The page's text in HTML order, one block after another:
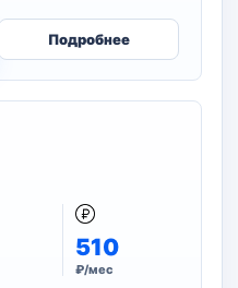
Подробнее
510
₽/мес